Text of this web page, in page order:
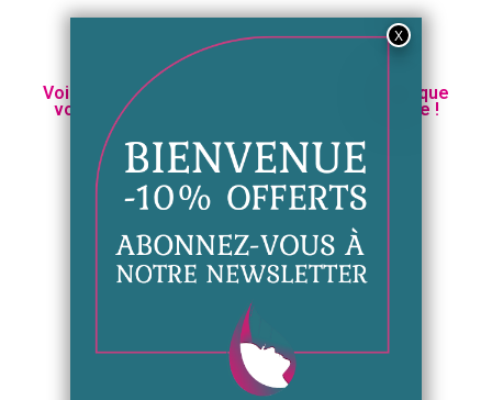
Voici quelques produits de protection solaire que
vous pouvez retrouver chez Cosmeto Nature !